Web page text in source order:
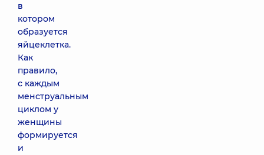
в
котором
образуется
яйцеклетка.
Как
правило,
с каждым
менструальным
циклом у
женщины
формируется
и